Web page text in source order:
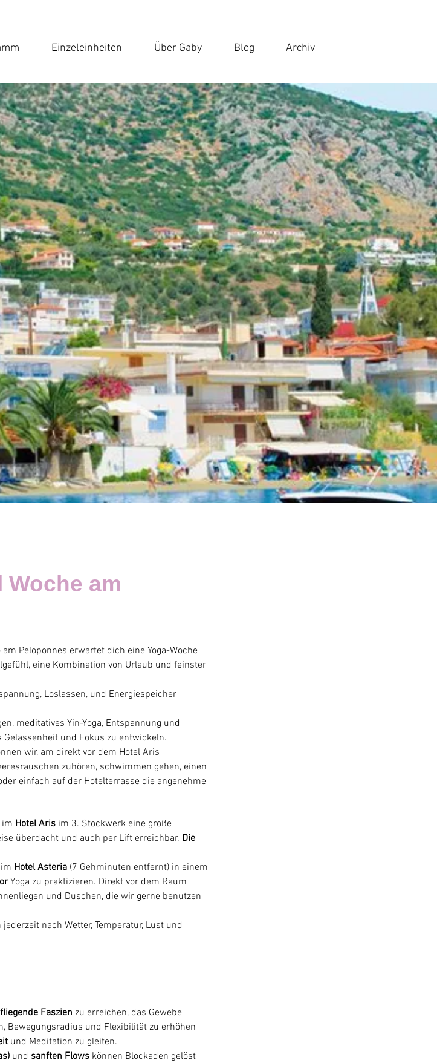
Einzeleinheiten Über Gaby Blog Archiv
Woche am
Peloponnes erwartet dich eine Yoga-Woche
eine Kombination von Urlaub und feinster
Loslassen, und Energiespeicher
meditatives Yin-Yoga, Entspannung und
und Fokus zu entwickeln.
wir, am direkt vor dem Hotel Aris
zuhören, schwimmen gehen, einen
einfach auf der Hotelterrasse die angenehme
im Hotel Aris im 3. Stockwerk eine große
überdacht und auch per Lift erreichbar. Die
Hotel Asteria (7 Gehminuten entfernt) in einem
Yoga zu praktizieren. Direkt vor dem Raum
und Duschen, die wir gerne benutzen
nach Wetter, Temperatur, Lust und
Faszien zu erreichen, das Gewebe
Bewegungsradius und Flexibilität zu erhöhen
und Meditation zu gleiten.
und sanften Flows können Blockaden gelöst